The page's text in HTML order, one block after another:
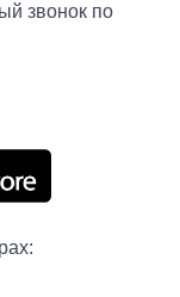
Пульт
звонок по